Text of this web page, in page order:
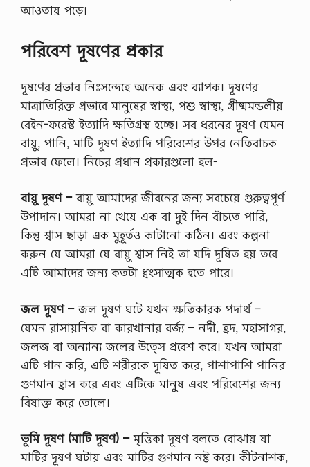
আওতায় পড়ে।
পরিবেশ দূষণের প্রকার
দূষণের প্রভাব নিঃসন্দেহে অনেক এবং ব্যাপক। দূষণের
মাত্রাতিরিক্ত প্রভাবে মানুষের স্বাস্থ্য, পশু স্বাস্থ্য, গ্রীষ্মমন্ডলীয়
রেইন-ফরেস্ট ইত্যাদি ক্ষতিগ্রস্থ হচ্ছে। সব ধরনের দূষণ যেমন
বায়ু, পানি, মাটি দূষণ ইত্যাদি পরিবেশের উপর নেতিবাচক
প্রভাব ফেলে। নিচের প্রধান প্রকারগুলো হল-
বায়ু দূষণ –বায়ু আমাদের জীবনের জন্য সবচেয়ে গুরুত্বপূর্ণ
উপাদান। আমরা না খেয়ে এক বা দুই দিন বাঁচতে পারি,
কিন্তু শ্বাস ছাড়া এক মুহূর্তও কাটানো কঠিন। এবং কল্পনা
করুন যে আমরা যে বায়ু শ্বাস নিই তা যদি দূষিত হয় তবে
এটি আমাদের জন্য কতটা ধ্বংসাত্মক হতে পারে।
জল দূষণ –জল দূষণ ঘটে যখন ক্ষতিকারক পদার্থ –
যেমন রাসায়নিক বা কারখানার বর্জ্য – নদী, হ্রদ, মহাসাগর,
জলজ বা অন্যান্য জলের উত্সে প্রবেশ করে। যখন আমরা
এটি পান করি, এটি শরীরকে দূষিত করে, পাশাপাশি পানির
গুণমান হ্রাস করে এবং এটিকে মানুষ এবং পরিবেশের জন্য
বিষাক্ত করে তোলে।
ভূমি দূষণ (মাটি দূষণ) –মৃত্তিকা দূষণ বলতে বোঝায় যা
মাটির দূষণ ঘটায় এবং মাটির গুণমান নষ্ট করে। কীটনাশক,